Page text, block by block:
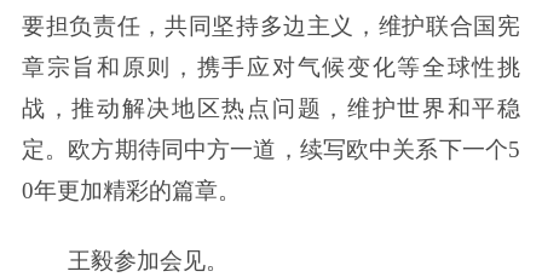
要担负责任，共同坚持多边主义，维护联合国宪
章宗旨和原则，携手应对气候变化等全球性挑
战，推动解决地区热点问题，维护世界和平稳
定。欧方期待同中方一道，续写欧中关系下一个5
0年更加精彩的篇章。
王毅参加会见。